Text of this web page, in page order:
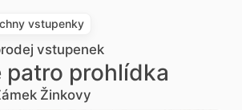
vstupenky
vstupenek
patro prohlídka
Žinkovy